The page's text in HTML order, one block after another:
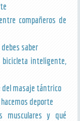
compañeros de
saber
bicicleta inteligente,
del masaje tántrico
deporte
musculares y qué